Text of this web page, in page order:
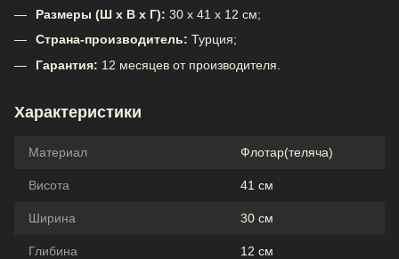
Размеры (Ш х В х Г): 30 х 41 х 12 см;
Страна-производитель: Турция;
Гарантия: 12 месяцев от производителя.
Характеристики
Материал Флотар(теляча)
Висота 41 см
Ширина 30 см
Глибина 12 см